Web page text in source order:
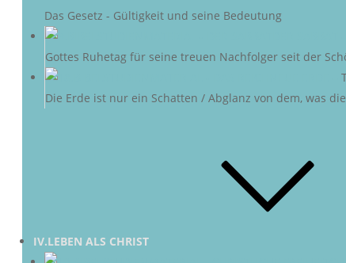
Das Gesetz - Gültigkeit und seine Bedeutung
Gottes Ruhetag für seine treuen Nachfolger seit der
Die Erde ist nur ein Schatten / Abglanz von dem, was
IV.LEBEN ALS CHRIST